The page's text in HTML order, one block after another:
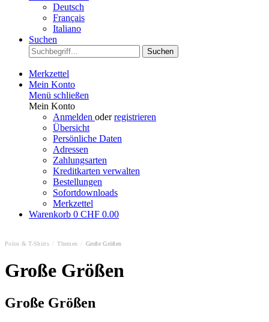
Deutsch
Français
Italiano
Suchen
Suchen
Merkzettel
Mein Konto
Menü schließen
Mein Konto
Anmelden oderregistrieren
Übersicht
Persönliche Daten
Adressen
Zahlungsarten
Kreditkarten verwalten
Bestellungen
Sofortdownloads
Merkzettel
Warenkorb 0 CHF 0.00
Polos & T-Shirts Themen Große Größen
Große Größen
Große Größen